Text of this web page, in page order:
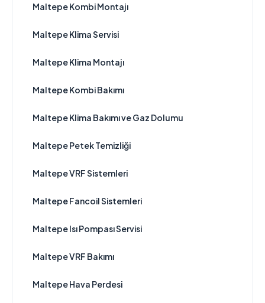
Maltepe Kombi Montajı
Maltepe Klima Servisi
Maltepe Klima Montajı
Maltepe Kombi Bakımı
Maltepe Klima Bakımı ve Gaz Dolumu
Maltepe Petek Temizliği
Maltepe VRF Sistemleri
Maltepe Fancoil Sistemleri
Maltepe Isı Pompası Servisi
Maltepe VRF Bakımı
Maltepe Hava Perdesi